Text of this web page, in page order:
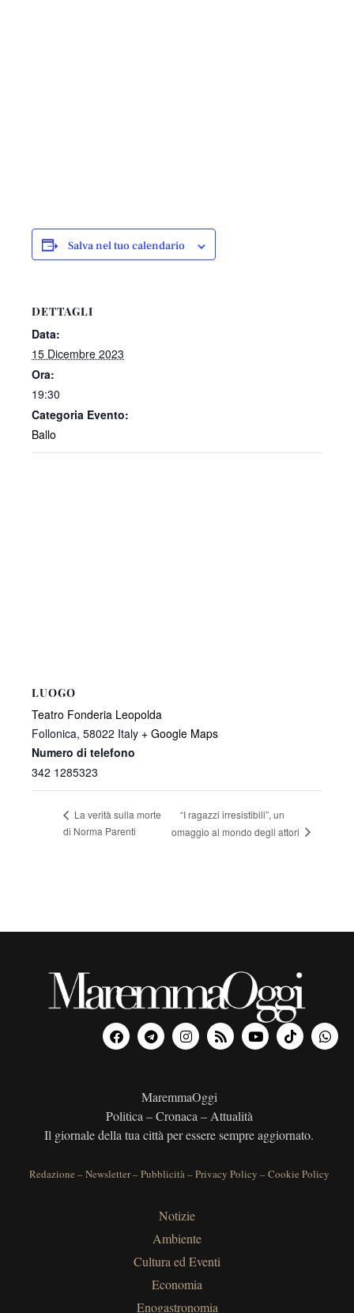
Salva nel tuo calendario
DETTAGLI
Data:
15 Dicembre 2023
Ora:
19:30
Categoria Evento:
Ballo
LUOGO
Teatro Fonderia Leopolda
Follonica, 58022 Italy + Google Maps
Numero di telefono
342 1285323
La verità sulla morte
di Norma Parenti
“I ragazzi irresistibili”, un
omaggio al mondo degli attori
MaremmaOggi
Politica – Cronaca – Attualità
Il giornale della tua città per essere sempre aggiornato.
Redazione –Newsletter–Pubblicità–Privacy Policy –Cookie Policy
Notizie
Ambiente
Cultura ed Eventi
Economia
Enogastronomia